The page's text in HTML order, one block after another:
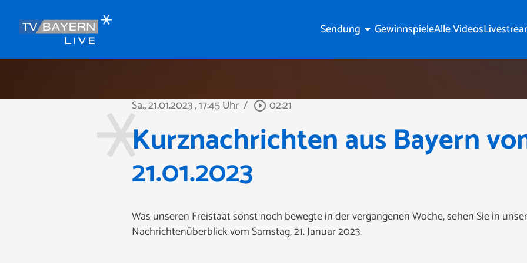
Sendung arrow_drop_down GewinnspieleAlle Videos
Sa., 21.01.2023, 17:45 Uhr / play_circle_outline 02:21
Kurznachrichten aus Bayern
21.01.2023
Was unseren Freistaat sonst noch bewegte in der vergangenen Woche, sehen Sie in
Nachrichtenüberblick vom Samstag, 21. Januar 2023.